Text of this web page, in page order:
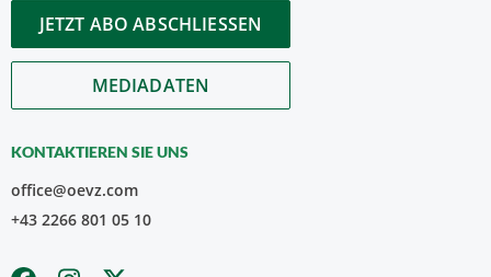
JETZT ABO ABSCHLIESSEN
MEDIADATEN
KONTAKTIEREN SIE UNS
office@oevz.com
+43 2266 801 05 10